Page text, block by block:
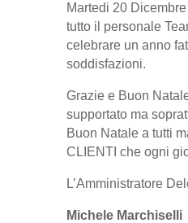
Martedi 20
tutto il personale
celebrare un anno
soddisfazioni.
Grazie e Buon
supportato ma
Buon Natale a tutti
CLIENTI che ogni
L’Amministratore
Michele Marchiselli